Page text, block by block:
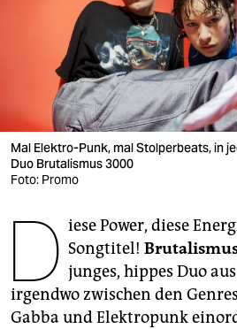
veranstaltungen
shop
fragen & hilfe
genossenschaft
epaper login
Mal Elektro-Punk, mal Stolperbeats, in
Duo Brutalismus 3000
Foto: Promo
D iese Power, diese
Songtitel!
junges, hippes Duo
irgendwo zwischen den
Gabba und Elektropunk